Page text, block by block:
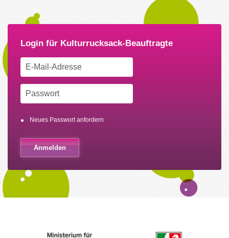
Neues Passwort anfordern